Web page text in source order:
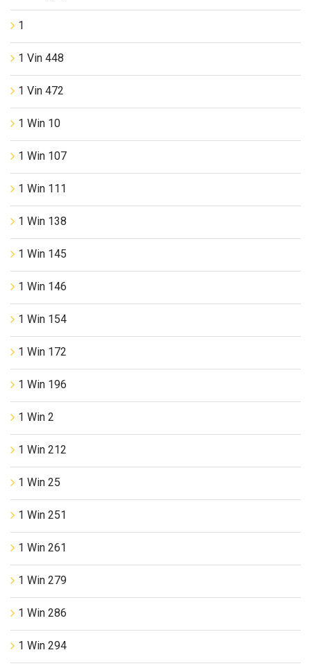
1
1 Vin 448
1 Vin 472
1 Win 10
1 Win 107
1 Win 111
1 Win 138
1 Win 145
1 Win 146
1 Win 154
1 Win 172
1 Win 196
1 Win 2
1 Win 212
1 Win 25
1 Win 251
1 Win 261
1 Win 279
1 Win 286
1 Win 294